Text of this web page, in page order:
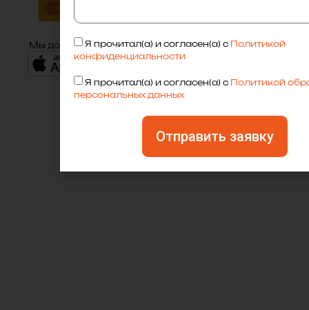
Мы доступны:Я прочитал(а) и согласен(а) с Политикой
конфиденциальности
Я прочитал(а) и согласен(а) с Политикой
персональных данных
Отправить заявку